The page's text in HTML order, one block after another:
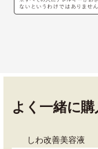
よく一緒に
しわ改善美容液